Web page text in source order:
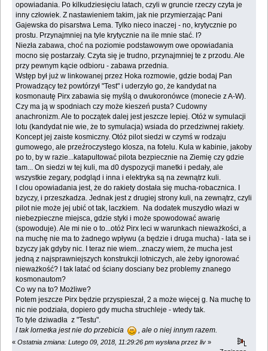
opowiadania. Po kilkudziesięciu latach, czyli w gruncie rzeczy czyta je
inny człowiek. Z nastawieniem takim, jak nie przymierzając Pani
Gajewska do pisarstwa Lema. Tylko nieco inaczej - no, krytycznie po
prostu. Przynajmniej na tyle krytycznie na ile mnie stać. I?
Niezła zabawa, choć na poziomie podstawowym owe opowiadania
mocno się postarzały. Czyta się je trudno, przynajmniej te z przodu. Ale
przy pewnym kącie odbioru - zabawa przednia.
Wstęp był już w linkowanej przez Hoka rozmowie, gdzie bodaj Pan
Prowadzący też powtórzył "Test" i uderzyło go, że kandydat na
kosmonautę Pirx zabawia się myślą o dwukoronówce (monecie z A-W).
Czy ma ją w spodniach czy może kieszeń pusta? Cudowny
anachronizm. Ale to początek dalej jest jeszcze lepiej. Otóż w symulacji
lotu (kandydat nie wie, że to symulacja) wsiada do przedziwnej rakiety.
Koncept jej zaiste kosmiczny. Otóż pilot siedzi w czymś w rodzaju
gumowego, ale przeźroczystego klosza, na fotelu. Kula w kabinie, jakoby
po to, by w razie...katapultować pilota bezpiecznie na Ziemię czy gdzie
tam... On siedzi w tej kuli, ma d0 dyspozycji manetki i pedały, ale
wszystkie zegary, podgląd i inna i elektryka są na zewnątrz kuli.
I clou opowiadania jest, że do rakiety dostała się mucha-robacznica. I
bzyczy, i przeszkadza. Jednak jest z drugiej strony kuli, na zewnątrz, czyli
pilot nie może jej ubić ot tak, laczkiem. Na dodatek muszydło włazi w
niebezpieczne miejsca, gdzie styki i może spowodować awarię
(spowoduje). Ale mi nie o to...otóż Pirx leci w warunkach nieważkości, a
na muchę nie ma to żadnego wpływu (a będzie i druga mucha) - lata se i
bzyczy jak gdyby nic. I teraz nie wiem...znaczy wiem, że mucha jest
jedną z najsprawniejszych konstrukcji lotniczych, ale żeby ignorować
nieważkość? I tak latać od ściany dosciany bez problemy znanego
kosmonautom?
Co wy na to? Możliwe?
Potem jeszcze Pirx będzie przyspieszał, 2 a może więcej g. Na muchę to
nic nie podziała, dopiero gdy mucha struchleje - wtedy tak.
To tyle dziwadła z "Testu".
I tak lornetka jest nie do przebicia
, ale o niej innym razem.
« Ostatnia zmiana: Lutego 09, 2018, 11:29:26 pm wysłana przez liv »